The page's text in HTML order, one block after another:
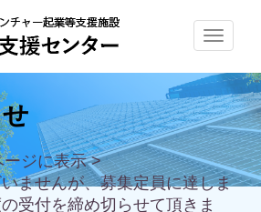
ージに表示>
ませんが、募集定員に達しま
受付を締め切らせて頂きま